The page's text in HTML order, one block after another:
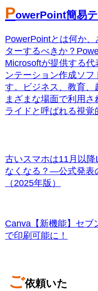
PowerPoint簡易
PowerPointとは何か、
ターするべきか？
Microsoftが提供する
ンテーション作成ソフ
す。ビジネス、教育、
まざまな場面で利用さ
ライドと呼ばれる視覚
古いスマホは11月以降
なくなる？—公式発表
（2025年版）
Canva【新機能】セブ
で印刷可能に！
ご依頼いた